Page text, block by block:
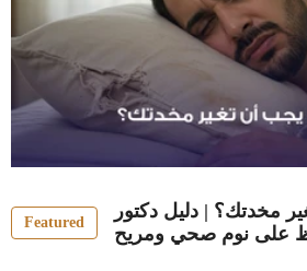
Featured
مخدتك؟ | دليل دكتور
على نوم صحي ومريح